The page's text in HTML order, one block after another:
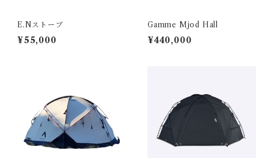
E.Nストーブ
¥55,000
Gamme Mjod Hall
¥440,000